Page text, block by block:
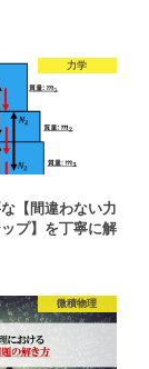
力学
【間違わない力
プ】を丁寧に解
微積物理